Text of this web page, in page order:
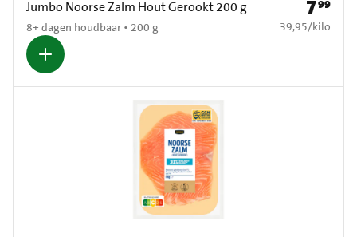
Jumbo Noorse Zalm Hout Gerookt 200 g
8+ dagen houdbaar • 200 g
Prijs: €
799
€ 39,95 per kilo
39,95/kilo